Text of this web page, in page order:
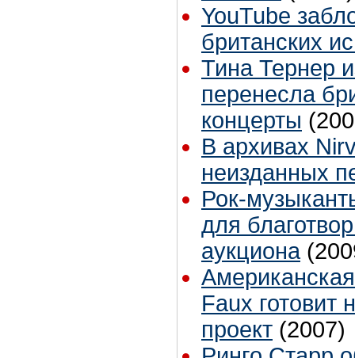
YouTube
британских
Тина Тернер
перенесла
концерты
В архивах
неизданных
Рок-
для
аукциона
Faux готовит
проект (2007)